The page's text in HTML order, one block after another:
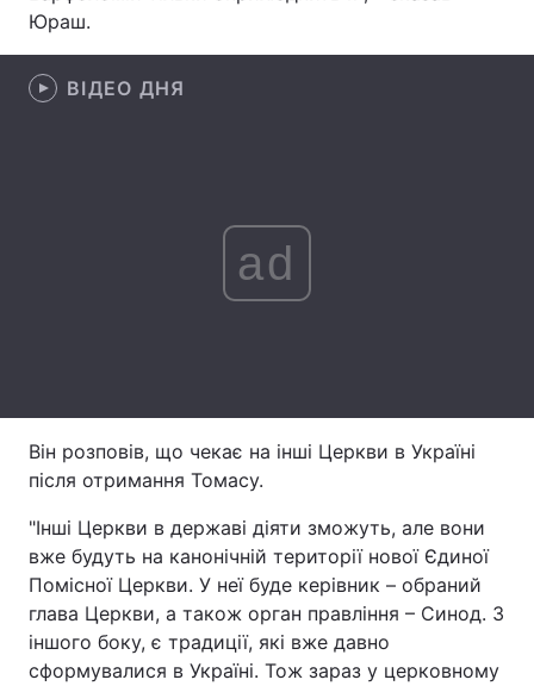
Зброя
Здоров'я
Архів Вакансії
Контакти
Послуги
Юраш.
ВІДЕО ДНЯ
ad
Він розповів, що чекає на інші Церкви в Україні
після отримання Томасу.
"Інші Церкви в державі діяти зможуть, але вони
вже будуть на канонічній території нової Єдиної
Помісної Церкви. У неї буде керівник – обраний
глава Церкви, а також орган правління – Синод. З
іншого боку, є традиції, які вже давно
сформувалися в Україні. Тож зараз у церковному